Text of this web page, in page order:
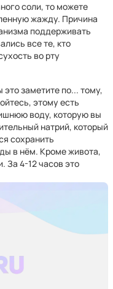
соли, то можете
жажду. Причина
поддерживать
все те, кто
во рту
заметите по... тому,
этому есть
воду, которую вы
натрий, который
сохранить
в нём. Кроме живота,
За 4-12 часов это